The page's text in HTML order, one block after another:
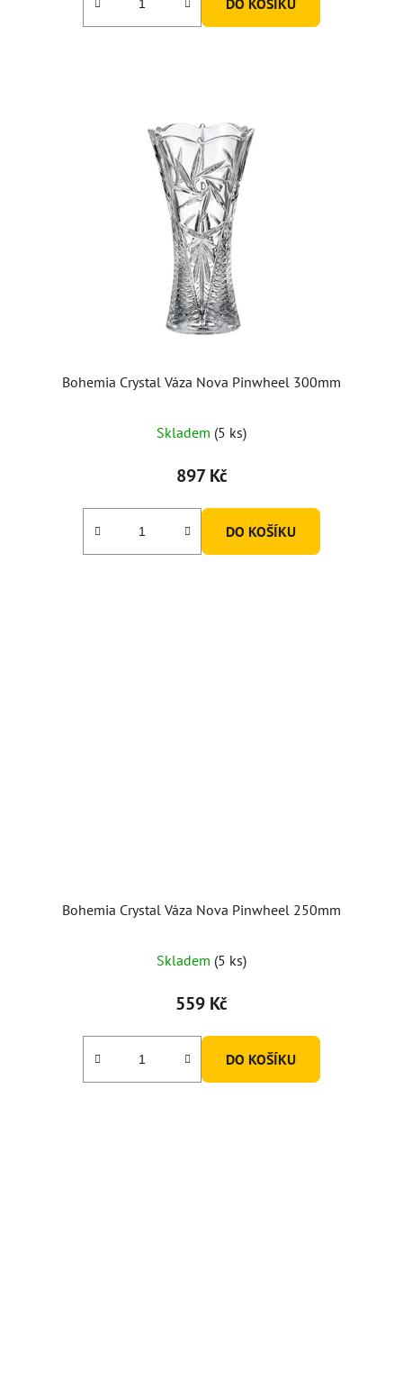
Bohemia Crystal Váza Nova Pinwheel 300mm
Skladem (5 ks)
897 Kč
DO KOŠÍKU
Bohemia Crystal Váza Nova Pinwheel 250mm
Skladem (5 ks)
559 Kč
DO KOŠÍKU